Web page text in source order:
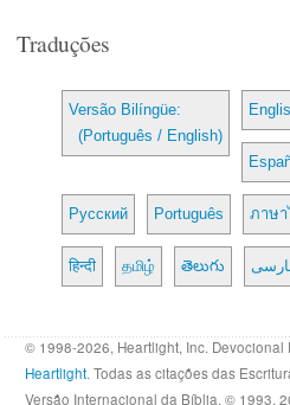
Traduções
Versão Bilíngüe:
(Português / English)
Русский Português ภาษ
हिन्दी தமிழ் తెలుగు
© 1998-2026, Heartlight, Inc. Devocional
Heartlight. Todas as citações das
Versão Internacional da Bíblia. © 1993,